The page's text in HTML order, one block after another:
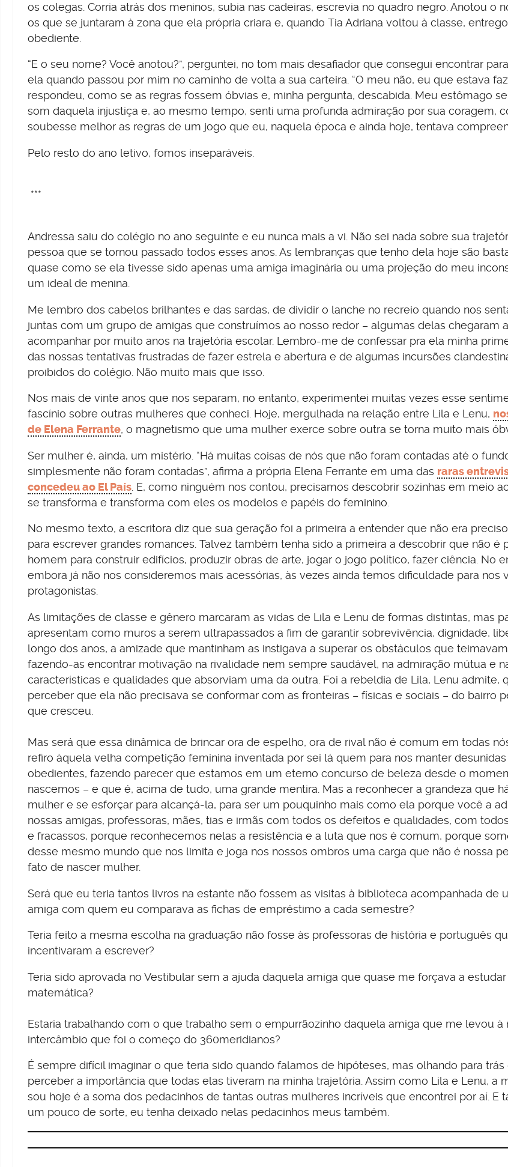
os colegas. Corria atrás dos meninos, subia nas cadeiras, escrevia no quadro negro. Anotou o
os que se juntaram à zona que ela própria criara e, quando Tia Adriana voltou à classe,
obediente.
“E o seu nome? Você anotou?”, perguntei, no tom mais desafiador que consegui encontrar
ela quando passou por mim no caminho de volta a sua carteira. “O meu não, eu que estava
respondeu, como se as regras fossem óbvias e, minha pergunta, descabida. Meu estômago
som daquela injustiça e, ao mesmo tempo, senti uma profunda admiração por sua coragem,
soubesse melhor as regras de um jogo que eu, naquela época e ainda hoje, tentava
Pelo resto do ano letivo, fomos inseparáveis.
***
Andressa saiu do colégio no ano seguinte e eu nunca mais a vi. Não sei nada sobre sua
pessoa que se tornou passado todos esses anos. As lembranças que tenho dela hoje são
quase como se ela tivesse sido apenas uma amiga imaginária ou uma projeção do meu
um ideal de menina.
Me lembro dos cabelos brilhantes e das sardas, de dividir o lanche no recreio quando nos
juntas com um grupo de amigas que construímos ao nosso redor – algumas delas chegaram
acompanhar por muito anos na trajetória escolar. Lembro-me de confessar pra ela minha
das nossas tentativas frustradas de fazer estrela e abertura e de algumas incursões
proibidos do colégio. Não muito mais que isso.
Nos mais de vinte anos que nos separam, no entanto, experimentei muitas vezes esse
fascínio sobre outras mulheres que conheci. Hoje, mergulhada na relação entre Lila e Lenu,
de Elena Ferrante, o magnetismo que uma mulher exerce sobre outra se torna muito mais
Ser mulher é, ainda, um mistério. “Há muitas coisas de nós que não foram contadas até o
simplesmente não foram contadas”, afirma a própria Elena Ferrante em uma das raras
concedeu ao El País . E, como ninguém nos contou, precisamos descobrir sozinhas em meio
se transforma e transforma com eles os modelos e papéis do feminino.
No mesmo texto, a escritora diz que sua geração foi a primeira a entender que não era
para escrever grandes romances. Talvez também tenha sido a primeira a descobrir que não é
homem para construir edifícios, produzir obras de arte, jogar o jogo político, fazer ciência. No
embora já não nos consideremos mais acessórias, às vezes ainda temos dificuldade para nos
protagonistas.
As limitações de classe e gênero marcaram as vidas de Lila e Lenu de formas distintas, mas
apresentam como muros a serem ultrapassados a fim de garantir sobrevivência, dignidade,
longo dos anos, a amizade que mantinham as instigava a superar os obstáculos que
fazendo-as encontrar motivação na rivalidade nem sempre saudável, na admiração mútua e
características e qualidades que absorviam uma da outra. Foi a rebeldia de Lila, Lenu admite,
perceber que ela não precisava se conformar com as fronteiras – físicas e sociais – do bairro
que cresceu.
Mas será que essa dinâmica de brincar ora de espelho, ora de rival não é comum em todas
refiro àquela velha competição feminina inventada por sei lá quem para nos manter desunidas
obedientes, fazendo parecer que estamos em um eterno concurso de beleza desde o
nascemos – e que é, acima de tudo, uma grande mentira. Mas a reconhecer a grandeza que
mulher e se esforçar para alcançá-la, para ser um pouquinho mais como ela porque você a
nossas amigas, professoras, mães, tias e irmãs com todos os defeitos e qualidades, com
e fracassos, porque reconhecemos nelas a resistência e a luta que nos é comum, porque
desse mesmo mundo que nos limita e joga nos nossos ombros uma carga que não é nossa
fato de nascer mulher.
Será que eu teria tantos livros na estante não fossem as visitas à biblioteca acompanhada de
amiga com quem eu comparava as fichas de empréstimo a cada semestre?
Teria feito a mesma escolha na graduação não fosse às professoras de história e português
incentivaram a escrever?
Teria sido aprovada no Vestibular sem a ajuda daquela amiga que quase me forçava a estudar
matemática?
Estaria trabalhando com o que trabalho sem o empurrãozinho daquela amiga que me levou à
intercâmbio que foi o começo do 360meridianos?
É sempre difícil imaginar o que teria sido quando falamos de hipóteses, mas olhando para trás
perceber a importância que todas elas tiveram na minha trajetória. Assim como Lila e Lenu, a
sou hoje é a soma dos pedacinhos de tantas outras mulheres incríveis que encontrei por aí. E
um pouco de sorte, eu tenha deixado nelas pedacinhos meus também.